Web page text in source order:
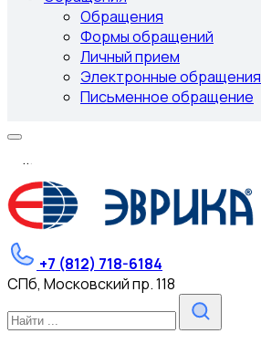
Обращения
Формы обращений
Личный прием
Электронные обращения
Письменное обращение
...
+7 (812) 718-6184
СПб, Московский пр. 118